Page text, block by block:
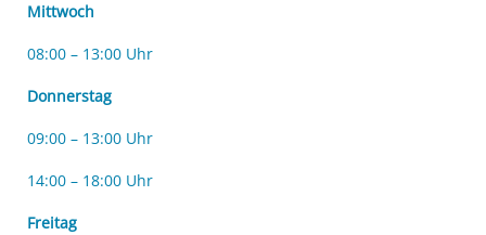
Mittwoch
08:00 – 13:00 Uhr
Donnerstag
09:00 – 13:00 Uhr
14:00 – 18:00 Uhr
Freitag